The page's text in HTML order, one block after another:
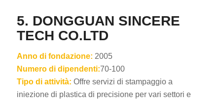
5. DONGGUAN SINCERE
TECH CO.LTD
Anno di fondazione: 2005
Numero di dipendenti:70-100
Tipo di attività: Offre servizi di stampaggio a
iniezione di plastica di precisione per vari settori e